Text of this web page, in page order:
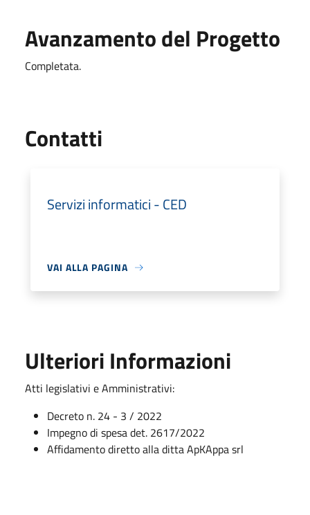
Avanzamento del Progetto
Completata.
Contatti
Servizi informatici - CED
VAI ALLA PAGINA
Ulteriori Informazioni
Atti legislativi e Amministrativi:
Decreto n. 24 - 3 / 2022
Impegno di spesa det. 2617/2022
Affidamento diretto alla ditta ApKAppa srl